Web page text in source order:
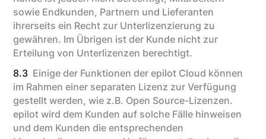
sowie Endkunden, Partnern und Lieferanten
ihrerseits ein Recht zur Unterlizenzierung zu
gewähren. Im Übrigen ist der Kunde nicht zur
Erteilung von Unterlizenzen berechtigt.
8.3 Einige der Funktionen der epilot Cloud können
im Rahmen einer separaten Lizenz zur Verfügung
gestellt werden, wie z.B. Open Source-Lizenzen.
epilot wird dem Kunden auf solche Fälle hinweisen
und dem Kunden die entsprechenden